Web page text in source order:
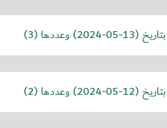
(
2024-05-13) وعددها (3)
(
2024-05-12) وعددها (2)